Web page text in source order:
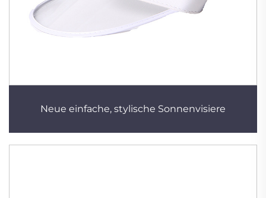
Neue einfache, stylische Sonnenvisiere